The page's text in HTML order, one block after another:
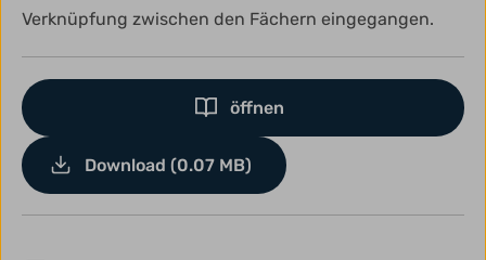
Verknüpfung zwischen den Fächern eingegangen.
öffnen
Download (0.07 MB)